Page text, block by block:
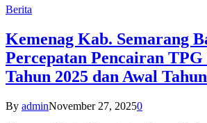
Berita
Kemenag Kab. Semarang
Percepatan Pencairan
Tahun 2025 dan Awal
By adminNovember 27, 20250